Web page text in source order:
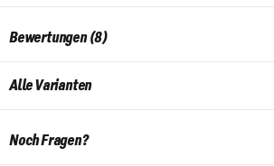
Bewertungen (8)
Alle Varianten
Noch Fragen?